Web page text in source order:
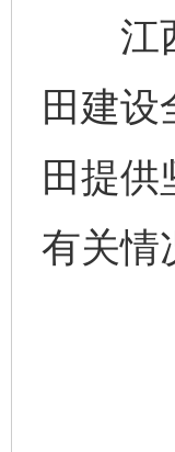
江西
田建
田提
有关情